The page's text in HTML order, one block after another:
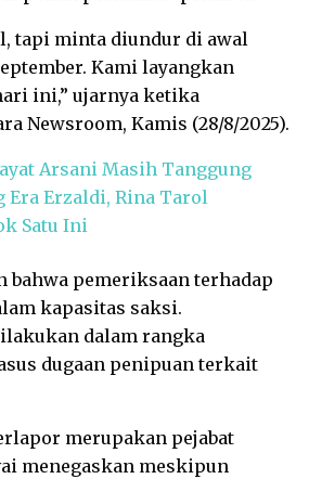
tapi minta diundur di awal
Kami layangkan
ini,” ujarnya ketika
Newsroom, Kamis (28/8/2025).
Arsani Masih Tanggung
Era Erzaldi, Rina Tarol
Satu Ini
bahwa pemeriksaan terhadap
kapasitas saksi.
dalam rangka
dugaan penipuan terkait
merupakan pejabat
menegaskan meskipun